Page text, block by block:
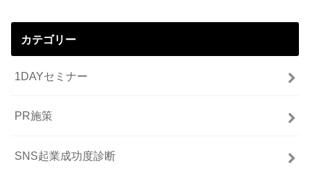
カテゴリー
1DAYセミナー
PR施策
SNS起業成功度診断